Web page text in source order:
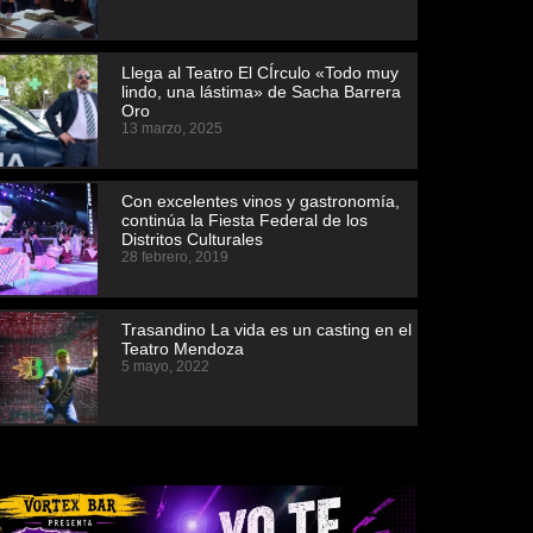
Llega al Teatro El CÍrculo «Todo muy
lindo, una lástima» de Sacha Barrera
Oro
13 marzo, 2025
Con excelentes vinos y gastronomía,
continúa la Fiesta Federal de los
Distritos Culturales
28 febrero, 2019
Trasandino La vida es un casting en el
Teatro Mendoza
5 mayo, 2022